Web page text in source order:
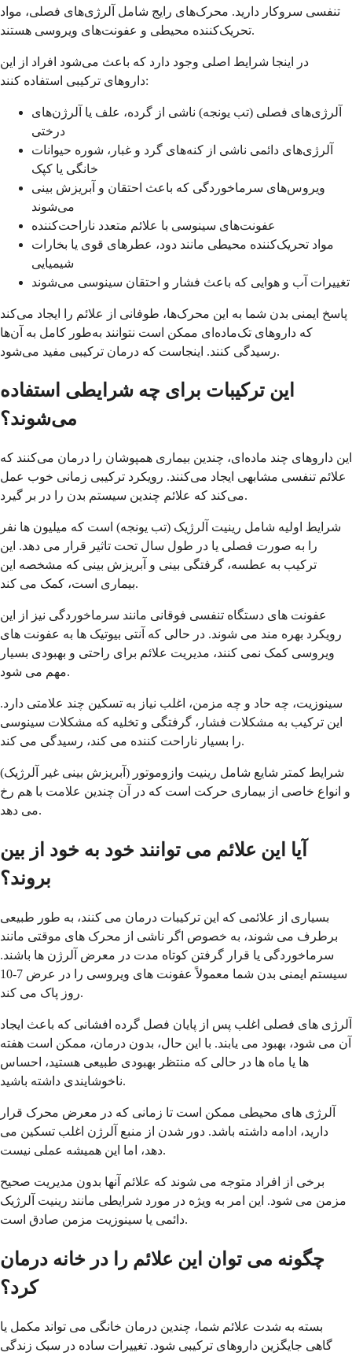
تنفسی سروکار دارید. محرک‌های رایج شامل آلرژی‌های فصلی، مواد
تحریک‌کننده محیطی و عفونت‌های ویروسی هستند.
در اینجا شرایط اصلی وجود دارد که باعث می‌شود افراد از این
داروهای ترکیبی استفاده کنند:
آلرژی‌های فصلی (تب یونجه) ناشی از گرده، علف یا آلرژن‌های
درختی
آلرژی‌های دائمی ناشی از کنه‌های گرد و غبار، شوره حیوانات
خانگی یا کپک
ویروس‌های سرماخوردگی که باعث احتقان و آبریزش بینی
می‌شوند
عفونت‌های سینوسی با علائم متعدد ناراحت‌کننده
مواد تحریک‌کننده محیطی مانند دود، عطرهای قوی یا بخارات
شیمیایی
تغییرات آب و هوایی که باعث فشار و احتقان سینوسی می‌شوند
پاسخ ایمنی بدن شما به این محرک‌ها، طوفانی از علائم را ایجاد می‌کند
که داروهای تک‌ماده‌ای ممکن است نتوانند به‌طور کامل به آن‌ها
رسیدگی کنند. اینجاست که درمان ترکیبی مفید می‌شود.
این ترکیبات برای چه شرایطی استفاده
می‌شوند؟
این داروهای چند ماده‌ای، چندین بیماری همپوشان را درمان می‌کنند که
علائم تنفسی مشابهی ایجاد می‌کنند. رویکرد ترکیبی زمانی خوب عمل
می‌کند که علائم چندین سیستم بدن را در بر گیرد.
شرایط اولیه شامل رینیت آلرژیک (تب یونجه) است که میلیون ها نفر
را به صورت فصلی یا در طول سال تحت تاثیر قرار می دهد. این
ترکیب به عطسه، گرفتگی بینی و آبریزش بینی که مشخصه این
بیماری است، کمک می کند.
عفونت های دستگاه تنفسی فوقانی مانند سرماخوردگی نیز از این
رویکرد بهره مند می شوند. در حالی که آنتی بیوتیک ها به عفونت های
ویروسی کمک نمی کنند، مدیریت علائم برای راحتی و بهبودی بسیار
مهم می شود.
سینوزیت، چه حاد و چه مزمن، اغلب نیاز به تسکین چند علامتی دارد.
این ترکیب به مشکلات فشار، گرفتگی و تخلیه که مشکلات سینوسی
را بسیار ناراحت کننده می کند، رسیدگی می کند.
شرایط کمتر شایع شامل رینیت وازوموتور (آبریزش بینی غیر آلرژیک)
و انواع خاصی از بیماری حرکت است که در آن چندین علامت با هم رخ
می دهد.
آیا این علائم می توانند خود به خود از بین
بروند؟
بسیاری از علائمی که این ترکیبات درمان می کنند، به طور طبیعی
برطرف می شوند، به خصوص اگر ناشی از محرک های موقتی مانند
سرماخوردگی یا قرار گرفتن کوتاه مدت در معرض آلرژن ها باشند.
سیستم ایمنی بدن شما معمولاً عفونت های ویروسی را در عرض 7-10
روز پاک می کند.
آلرژی های فصلی اغلب پس از پایان فصل گرده افشانی که باعث ایجاد
آن می شود، بهبود می یابند. با این حال، بدون درمان، ممکن است هفته
ها یا ماه ها در حالی که منتظر بهبودی طبیعی هستید، احساس
ناخوشایندی داشته باشید.
آلرژی های محیطی ممکن است تا زمانی که در معرض محرک قرار
دارید، ادامه داشته باشد. دور شدن از منبع آلرژن اغلب تسکین می
دهد، اما این همیشه عملی نیست.
برخی از افراد متوجه می شوند که علائم آنها بدون مدیریت صحیح
مزمن می شود. این امر به ویژه در مورد شرایطی مانند رینیت آلرژیک
دائمی یا سینوزیت مزمن صادق است.
چگونه می توان این علائم را در خانه درمان
کرد؟
بسته به شدت علائم شما، چندین درمان خانگی می تواند مکمل یا
گاهی جایگزین داروهای ترکیبی شود. تغییرات ساده در سبک زندگی